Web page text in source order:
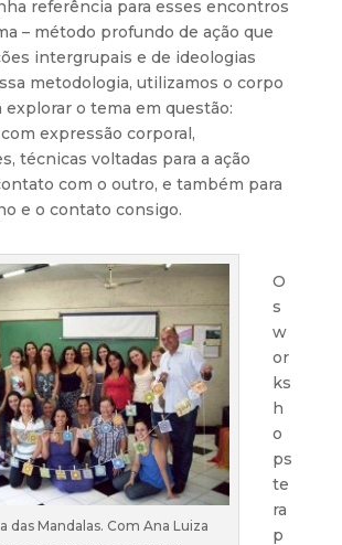
referência para esses encontros
– método profundo de ação que
intergrupais e de ideologias
metodologia, utilizamos o corpo
explorar o tema em questão:
expressão corporal,
técnicas voltadas para a ação
com o outro, e também para
e o contato consigo.
das Mandalas. Com Ana Luiza
O
s
w
or
ks
h
o
ps
te
ra
p